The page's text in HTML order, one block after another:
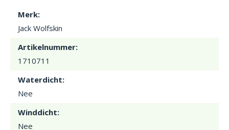
Merk:
Jack Wolfskin
Artikelnummer:
1710711
Waterdicht:
Nee
Winddicht:
Nee